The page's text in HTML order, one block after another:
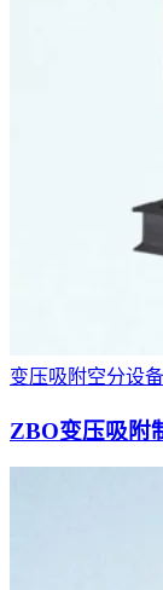
变压吸附空分设备
ZBO变压吸附